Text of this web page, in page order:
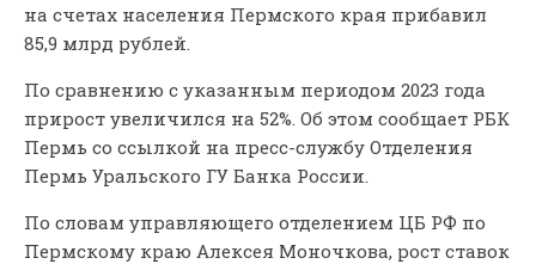
на счетах населения Пермского края прибавил
85,9 млрд рублей.
По сравнению с указанным периодом 2023 года
прирост увеличился на 52%. Об этом сообщает РБК
Пермь со ссылкой на пресс-службу Отделения
Пермь Уральского ГУ Банка России.
По словам управляющего отделением ЦБ РФ по
Пермскому краю Алексея Моночкова, рост ставок